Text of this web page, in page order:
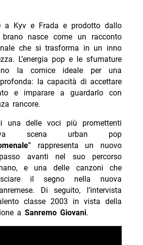
a Kyv e Frada e prodotto dallo
nasce come un racconto
che si trasforma in un inno
L’energia pop e le sfumature
la cornice ideale per una
la capacità di accettare
e imparare a guardarlo con
rancore.
delle voci più promettenti
scena urban pop
” rappresenta un nuovo
avanti nel suo percorso
e una delle canzoni che
il segno nella nuova
Di seguito, l’intervista
classe 2003 in vista della
a Sanremo Giovani.